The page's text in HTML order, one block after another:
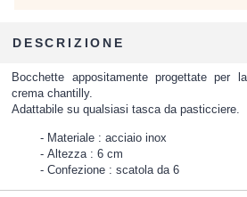
DESCRIZIONE
Bocchette appositamente progettate per
crema chantilly.
Adattabile su qualsiasi tasca da pasticciere.
Materiale : acciaio inox
Altezza : 6 cm
Confezione : scatola da 6